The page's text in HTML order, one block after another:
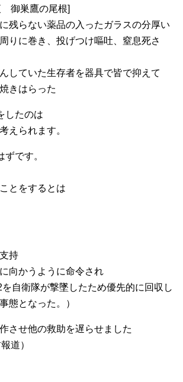
御巣鷹の尾根]
残らない薬品の入ったガラスの分厚い
りに巻き、投げつけ嘔吐、窒息死さ
していた生存者を器具で皆で抑えて
きはらった
したのは
えられます。
です。
とをするとは
持
向かうように命令され
を自衛隊が撃墜したため優先的に回収し
態となった。）
させ他の救助を遅らせました
道）